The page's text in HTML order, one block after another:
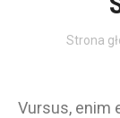
Jesteś
Strona
Vursus, enim